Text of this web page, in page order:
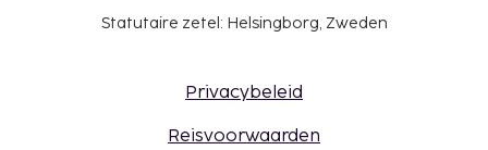
Statutaire zetel: Helsingborg, Zweden
Privacybeleid
Reisvoorwaarden